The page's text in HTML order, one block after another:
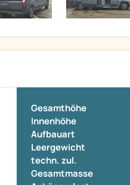
Gesamthöhe
Innenhöhe
Aufbauart
Leergewicht
techn. zul.
Gesamtmasse